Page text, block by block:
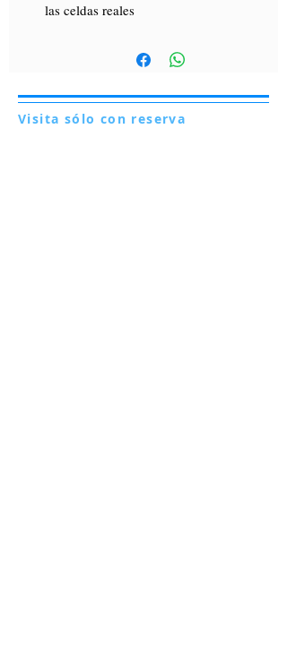
las celdas reales
Visita sólo con reserva